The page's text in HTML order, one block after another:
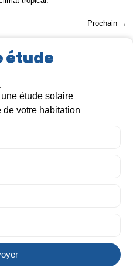
Prochain →
étude
étude solaire
votre habitation